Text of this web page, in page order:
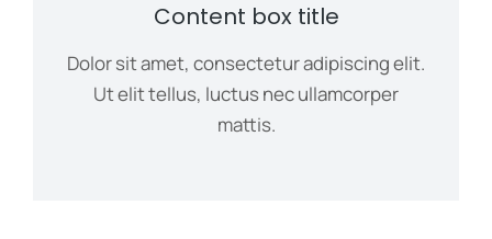
Content box title
Dolor sit amet, consectetur adipiscing elit.
Ut elit tellus, luctus nec ullamcorper
mattis.